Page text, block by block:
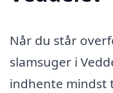
Når du står
slamsuger i
indhente mindst